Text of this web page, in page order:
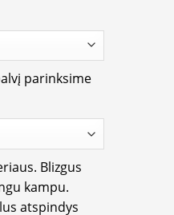
parinksime
Blizgus
kampu.
atspindys